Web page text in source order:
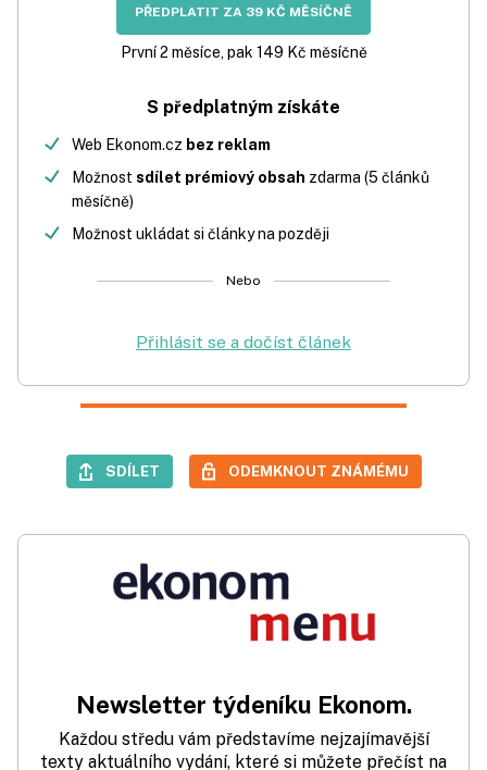
PŘEDPLATIT ZA 39 KČ MĚSÍČNĚ
První 2 měsíce, pak 149 Kč měsíčně
S předplatným získáte
Web Ekonom.cz bez reklam
Možnost sdílet prémiový obsah zdarma (5 článků
měsíčně)
Možnost ukládat si články na později
Nebo
Přihlásit se a dočíst článek
SDÍLET ODEMKNOUT ZNÁMÉMU
Newsletter týdeníku Ekonom.
Každou středu vám představíme nejzajímavější
texty aktuálního vydání, které si můžete přečíst na